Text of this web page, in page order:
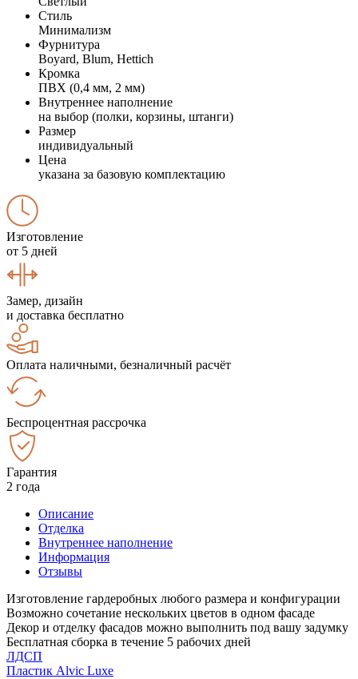
Стиль
Минимализм
Фурнитура
Boyard, Blum, Hettich
Кромка
ПВХ (0,4 мм, 2 мм)
Внутреннее наполнение
на выбор (полки, корзины, штанги)
Размер
индивидуальный
Цена
указана за базовую комплектацию
Изготовление
от 5 дней
Замер, дизайн
и доставка бесплатно
Оплата наличными, безналичный расчёт
Беспроцентная рассрочка
Гарантия
2 года
Описание
Отделка
Внутреннее наполнение
Информация
Отзывы
Изготовление гардеробных любого размера и конфигурации
Возможно сочетание нескольких цветов в одном фасаде
Декор и отделку фасадов можно выполнить под вашу задумку
Бесплатная сборка в течение 5 рабочих дней
ЛДСП
Пластик Alvic Luxe